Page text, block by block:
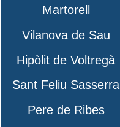
Martorell
Vilanova de Sau
Hipòlit de Voltregà
Sant Feliu Sasserra
Pere de Ribes